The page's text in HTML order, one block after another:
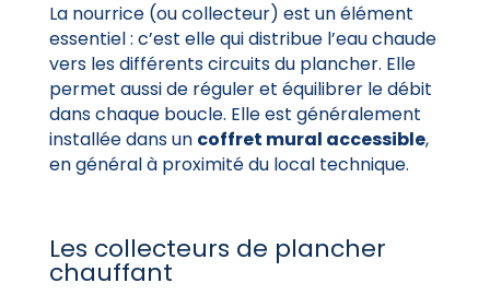
La nourrice (ou collecteur) est un élément
essentiel : c’est elle qui distribue l’eau chaude
vers les différents circuits du plancher. Elle
permet aussi de réguler et équilibrer le débit
dans chaque boucle. Elle est généralement
installée dans un coffret mural accessible,
en général à proximité du local technique.
Les collecteurs de plancher
chauffant